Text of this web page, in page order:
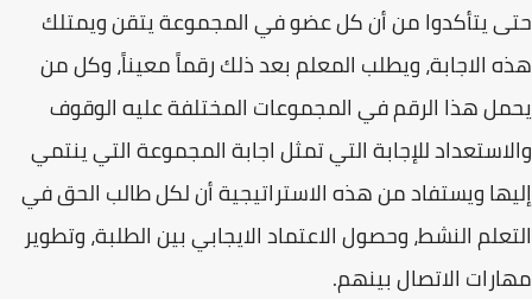
حتى يتأكدوا من أن كل عضو في المجموعة يتقن ويمتلك
هذه الاجابة، ويطلب المعلم بعد ذلك رقماً معيناً، وكل من
يحمل هذا الرقم في المجموعات المختلفة عليه الوقوف
والاستعداد للإجابة التي تمثل اجابة المجموعة التي ينتمي
إليها ويستفاد من هذه الاستراتيجية أن لكل طالب الحق في
التعلم النشط، وحصول الاعتماد الايجابي بين الطلبة، وتطوير
مهارات الاتصال بينهم.